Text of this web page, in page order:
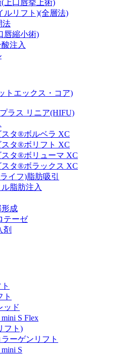
(上口唇挙上術)
ルリフト)(全層法)
法
唇縮小術)
注入
トエックス・コア)
ラス リニア(HIFU)
タ®ボルベラ XC
タ®ボリフト XC
タ®ボリューマ XC
タ®ボラックス XC
イフ)脂肪吸引
脂肪注入
成
テーゼ
剤
ト
ッド
S Flex
フト)
ーゲンリフト
S